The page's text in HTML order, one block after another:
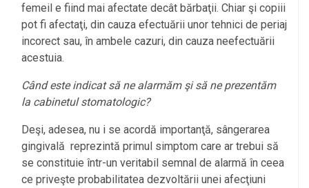
femeil e fiind mai afectate decât bărbaţii. Chiar şi copiii
pot fi afectaţi, din cauza efectuării unor tehnici de periaj
incorect sau, în ambele cazuri, din cauza neefectuării
acestuia.
Când este indicat să ne alarmăm şi să ne prezentăm
la cabinetul stomatologic?
Deşi, adesea, nu i se acordă importanţă, sângerarea
gingivală reprezintă primul simptom care ar trebui să
se constituie într-un veritabil semnal de alarmă în ceea
ce priveşte probabilitatea dezvoltării unei afecţiuni